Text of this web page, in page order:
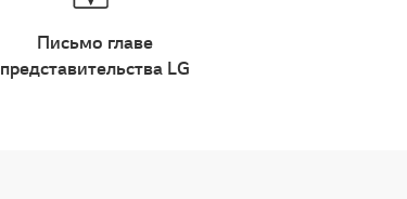
Письмо главе
представительства LG